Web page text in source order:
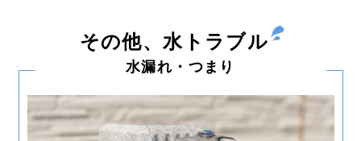
その他、水トラブル
水漏れ・つまり